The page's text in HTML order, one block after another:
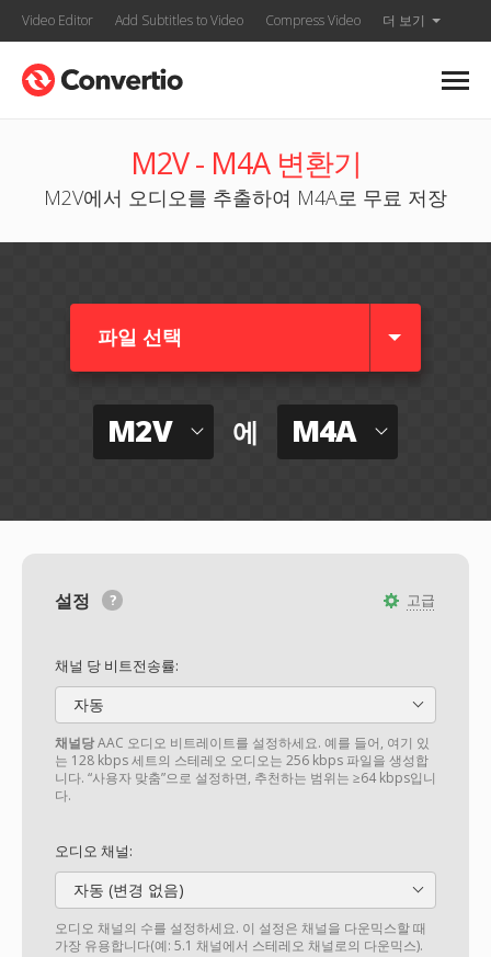
Video Editor Add Subtitles to Video Compress Video 더 보기
M2V - M4A 변환기
M2V에서 오디오를 추출하여 M4A로 무료 저장
파일 선택
M2V 에 M4A
고급
설정
채널 당 비트전송률:
자동
채널당AAC 오디오 비트레이트를 설정하세요. 예를 들어, 여기 있
는 128 kbps 세트의 스테레오 오디오는 256 kbps 파일을 생성합
니다. “사용자 맞춤”으로 설정하면, 추천하는 범위는 ≥64 kbps입니
다.
오디오 채널:
자동 (변경 없음)
오디오 채널의 수를 설정하세요. 이 설정은 채널을 다운믹스할 때
가장 유용합니다(예: 5.1 채널에서 스테레오 채널로의 다운믹스).